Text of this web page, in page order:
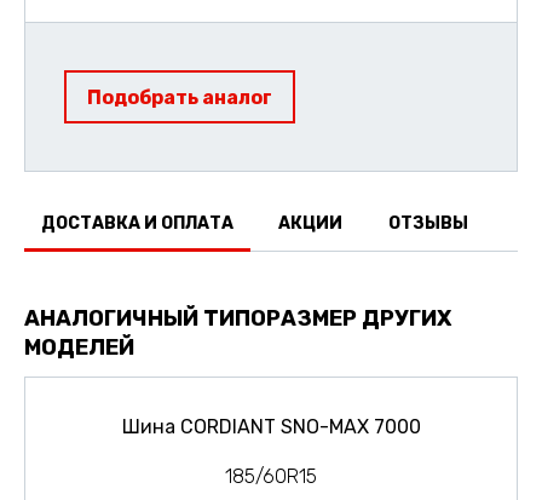
Подобрать аналог
ДОСТАВКА И ОПЛАТА АКЦИИ ОТЗЫВЫ
АНАЛОГИЧНЫЙ ТИПОРАЗМЕР ДРУГИХ
МОДЕЛЕЙ
Шина CORDIANT SNO-MAX 7000
185/60R15